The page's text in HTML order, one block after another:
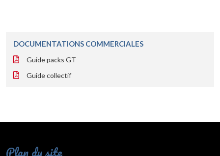
DOCUMENTATIONS COMMERCIALES
Guide packs GT
Guide collectif
Plan du site